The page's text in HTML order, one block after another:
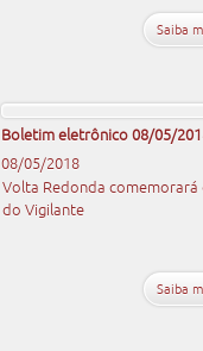
Saiba
Boletim eletrônico 08/05/
08/05/2018
Volta Redonda comemorará
do Vigilante
Saiba